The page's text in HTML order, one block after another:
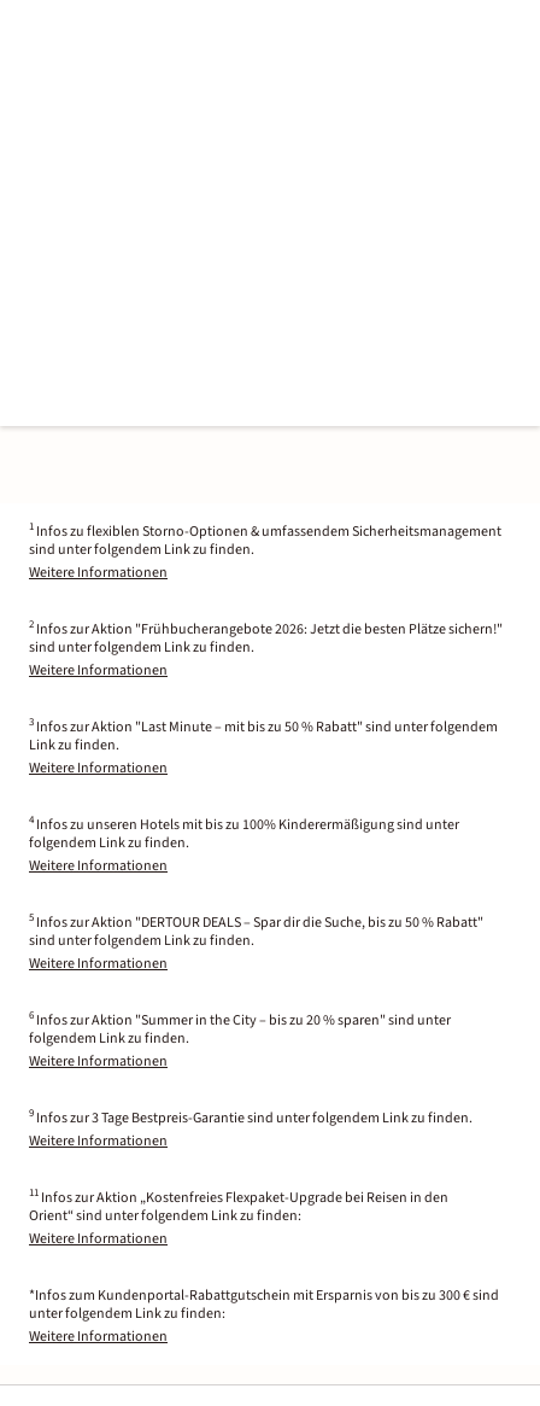
1 Infos zu flexiblen Storno-Optionen & umfassendem Sicherheitsmanagement
sind unter folgendem Link zu finden.
Weitere Informationen
2 Infos zur Aktion "Frühbucherangebote 2026: Jetzt die besten Plätze sichern!"
sind unter folgendem Link zu finden.
Weitere Informationen
3 Infos zur Aktion "Last Minute – mit bis zu 50 % Rabatt" sind unter folgendem
Link zu finden.
Weitere Informationen
4 Infos zu unseren Hotels mit bis zu 100% Kinderermäßigung sind unter
folgendem Link zu finden.
Weitere Informationen
5 Infos zur Aktion "DERTOUR DEALS – Spar dir die Suche, bis zu 50 % Rabatt"
sind unter folgendem Link zu finden.
Weitere Informationen
6 Infos zur Aktion "Summer in the City – bis zu 20 % sparen" sind unter
folgendem Link zu finden.
Weitere Informationen
9 Infos zur 3 Tage Bestpreis-Garantie sind unter folgendem Link zu finden.
Weitere Informationen
11 Infos zur Aktion „Kostenfreies Flexpaket-Upgrade bei Reisen in den
Orient“ sind unter folgendem Link zu finden:
Weitere Informationen
*Infos zum Kundenportal-Rabattgutschein mit Ersparnis von bis zu 300 € sind
unter folgendem Link zu finden:
Weitere Informationen